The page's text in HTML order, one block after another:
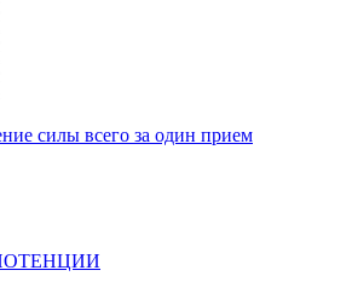
силы всего за один прием